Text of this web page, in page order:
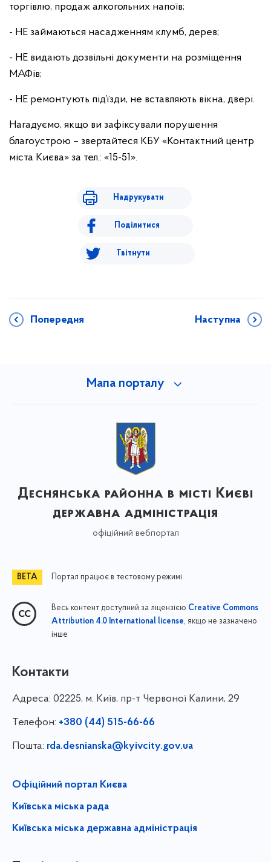
торгівлю, продаж алкогольних напоїв;
- НЕ займаються насадженням клумб, дерев;
- НЕ видають дозвільні документи на розміщення
МАФів;
- НЕ ремонтують під’їзди, не вставляють вікна, двері.
Нагадуємо, якщо ви зафіксували порушення
благоустрою – звертайтеся КБУ «Контактний центр
міста Києва» за тел.: «15-51».
Надрукувати
Поділитися
Твітнути
Попередня Наступна
Мапа порталу
Деснянська районна в місті Києві
державна адміністрація
офіційний вебпортал
Портал працює в тестовому режимі
Весь контент доступний за ліцензією Creative Commons
Attribution 4.0 International license, якщо не зазначено
інше
Контакти
Адреса: 02225, м. Київ, пр-т Червоної Калини, 29
Телефон: +380 (44) 515-66-66
Пошта: rda.desnianska@kyivcity.gov.ua
Офіційний портал Києва
Київська міська рада
Київська міська державна адміністрація